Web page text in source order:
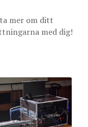
mer om ditt
med dig!